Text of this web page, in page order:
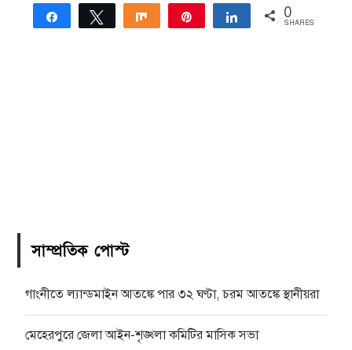
Share Tweet Share Share 0
SHARES
সাম্প্রতিক পোস্ট
গাংনীতে ল্যান্ডমাইন আতঙ্কে পার ৩২ ঘণ্টা, চরম আতঙ্কে স্থানীয়রা
মেহেরপুরে জেলা আইন-শৃঙ্খলা কমিটির মাসিক সভা